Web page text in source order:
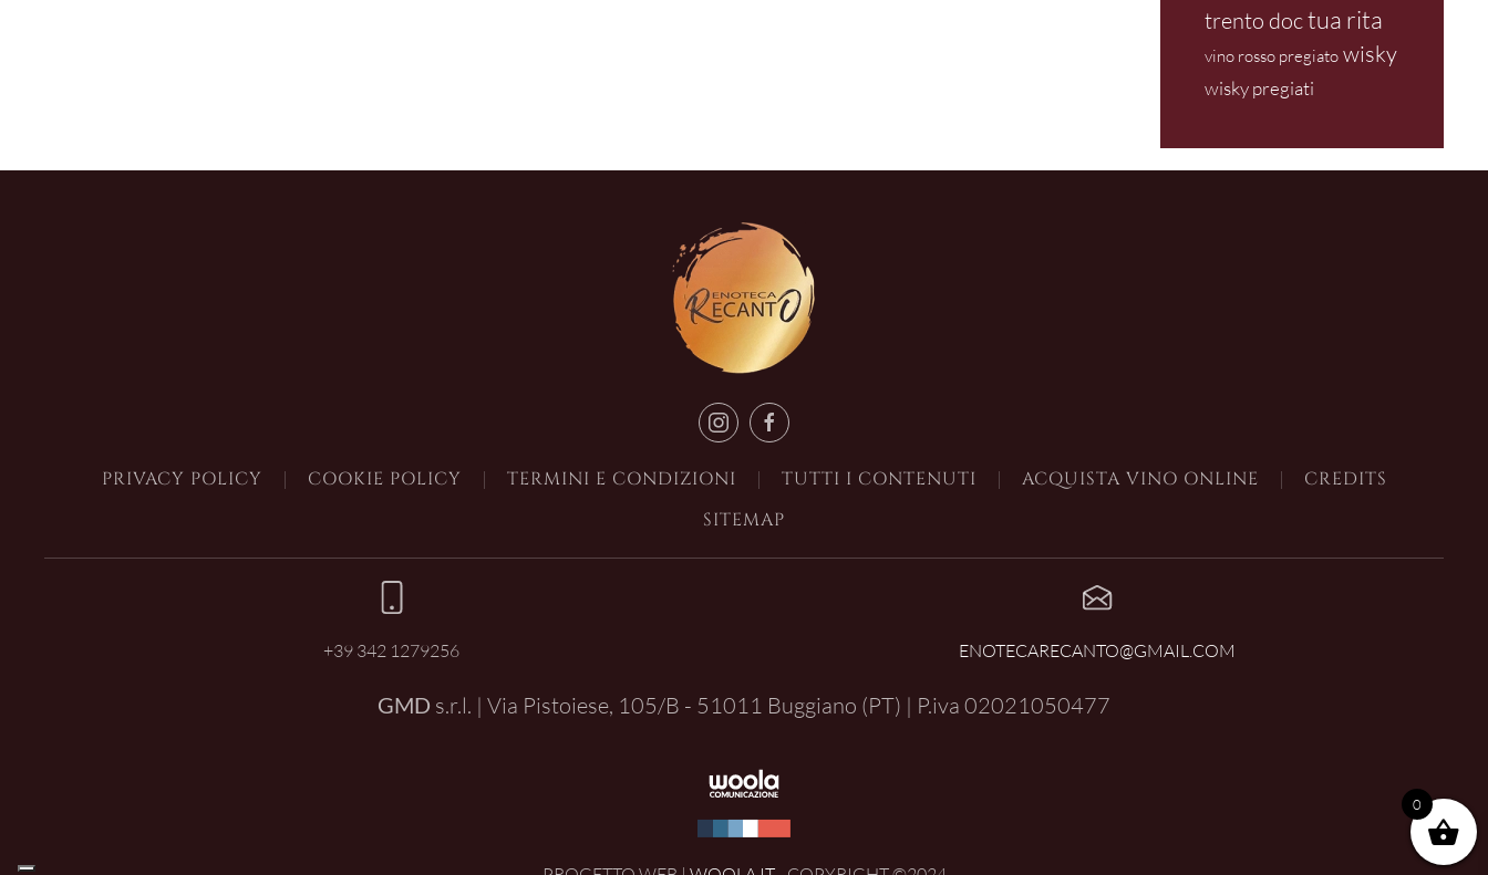
trento doctua rita
vino rosso pregiato wisky
wisky pregiati
PRIVACY POLICY COOKIE POLICY TERMINI E CONDIZIONI TUTTI I CONTENUTI ACQUISTA VINO ONLINE
CREDITS
SITEMAP
+39 342 1279256 ENOTECARECANTO@GMAIL.COM
GMD s.r.l. | Via Pistoiese, 105/B - 51011 Buggiano (PT) | P.iva 02021050477
0